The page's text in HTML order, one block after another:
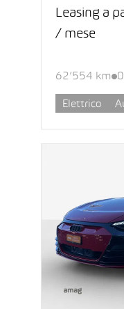
Leasing a
/ mese
62’554 km
Elettrico